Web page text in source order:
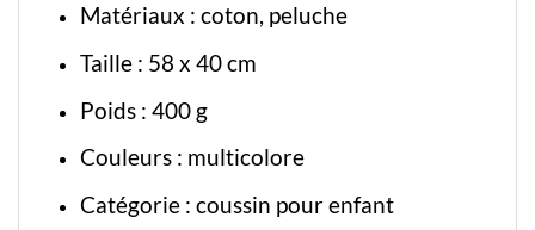
Matériaux : coton, peluche
Taille : 58 x 40 cm
Poids : 400 g
Couleurs : multicolore
Catégorie : coussin pour enfant